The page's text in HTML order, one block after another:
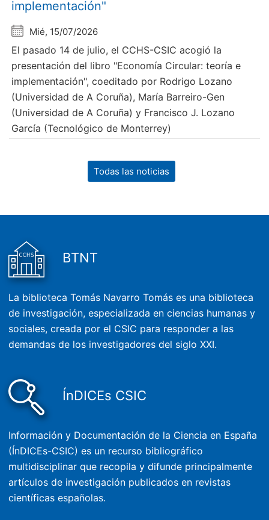
implementación"
Mié, 15/07/2026
El pasado 14 de julio, el CCHS-CSIC acogió la
presentación del libro "Economía Circular: teoría e
implementación", coeditado por Rodrigo Lozano
(Universidad de A Coruña), María Barreiro-Gen
(Universidad de A Coruña) y Francisco J. Lozano
García (Tecnológico de Monterrey)
Todas las noticias
BTNT
La biblioteca Tomás Navarro Tomás es una biblioteca
de investigación, especializada en ciencias humanas y
sociales, creada por el CSIC para responder a las
demandas de los investigadores del siglo XXI.
ÍnDICEs CSIC
Información y Documentación de la Ciencia en España
(ÍnDICEs-CSIC) es un recurso bibliográfico
multidisciplinar que recopila y difunde principalmente
artículos de investigación publicados en revistas
científicas españolas.